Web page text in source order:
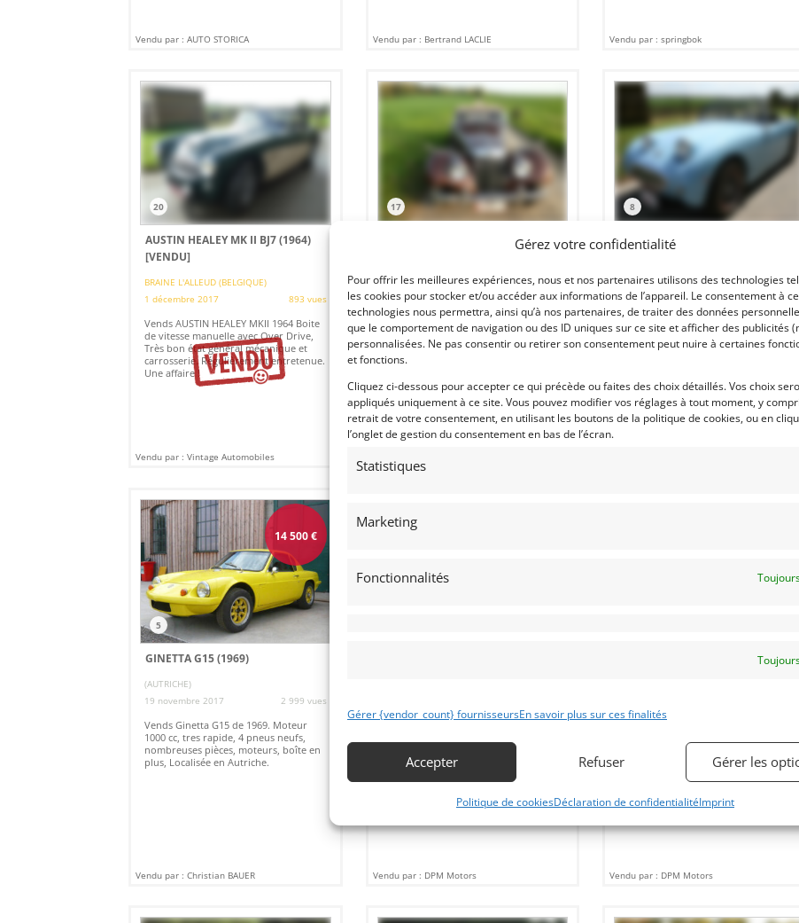
Gérez votre confidentialité
Pour offrir les meilleures expériences, nous et nos partenaires utilisons des technologies
les cookies pour stocker et/ou accéder aux informations de l’appareil. Le consentement à
technologies nous permettra, ainsi qu’à nos partenaires, de traiter des données
que le comportement de navigation ou des ID uniques sur ce site et afficher des publicités
personnalisées. Ne pas consentir ou retirer son consentement peut nuire à certaines
et fonctions.
Cliquez ci-dessous pour accepter ce qui précède ou faites des choix détaillés. Vos choix
appliqués uniquement à ce site. Vous pouvez modifier vos réglages à tout moment, y
retrait de votre consentement, en utilisant les boutons de la politique de cookies, ou en
l’onglet de gestion du consentement en bas de l’écran.
Statistiques
Marketing
Fonctionnalités
Gérer {vendor_count} fournisseursEn savoir plus sur ces finalités
Accepter Refuser Gérer les
Politique de cookiesDéclaration de confidentialitéImprint
Vendu par : AUTO STORICA Vendu par : Bertrand LACLIE Vendu par : springbok
20
AUSTIN HEALEY MK II BJ7 (1964)
[VENDU]
BRAINE L'ALLEUD (BELGIQUE)
1 décembre 2017
893 vues
Vends AUSTIN HEALEY MKII 1964 Boite
de vitesse manuelle avec Over Drive,
Très bon état général mécanique et
carrosserie. Régulièrement entretenue.
Une affaire !
Vendu par : Vintage Automobiles
17
[VENDU]
1 décembre 2017
609 vues
MG TF immat. Belgique. Même
propriétaire depuis 2010. Très bon état
général. Formidable combinaison de
couleurs. Très bon prix.
8
AUSTIN HEALEY FROGEYE (1959)
BRAINE L'ALLEUD (BELGIQUE)
1 décembre 2017
1 076
Vends Austin Healey Frog Eye de 1959.
Intégralement restaurée il y a 10 ans.
Superbe état.
14 500€
5
GINETTA G15 (1969)
(AUTRICHE)
19 novembre 2017
2 999 vues
Vends Ginetta G15 de 1969. Moteur
1000 cc, tres rapide, 4 pneus neufs,
nombreuses pièces, moteurs, boîte en
plus, Localisée en Autriche.
Vendu par : Christian BAUER Vendu par : DPM Motors
MGA 1600 CABRIOLET (1959)
31 octobre 2017
Vends MGA Cabriolet de 1959. Noire,
intérieur cuir crème. Il est en excellent
état.
Vendu par : DPM Motors